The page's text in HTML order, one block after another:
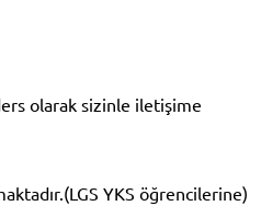
olarak sizinle iletişime
YKS öğrencilerine)